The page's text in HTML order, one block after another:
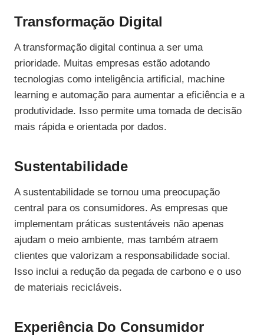
Transformação Digital
A transformação digital continua a ser uma
prioridade. Muitas empresas estão adotando
tecnologias como inteligência artificial, machine
learning e automação para aumentar a eficiência e a
produtividade. Isso permite uma tomada de decisão
mais rápida e orientada por dados.
Sustentabilidade
A sustentabilidade se tornou uma preocupação
central para os consumidores. As empresas que
implementam práticas sustentáveis não apenas
ajudam o meio ambiente, mas também atraem
clientes que valorizam a responsabilidade social.
Isso inclui a redução da pegada de carbono e o uso
de materiais recicláveis.
Experiência Do Consumidor